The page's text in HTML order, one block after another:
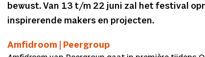
bewust. Van 13 t/m 22 juni zal het festival
inspirerende makers en projecten.
Amfidroom | Peergroup